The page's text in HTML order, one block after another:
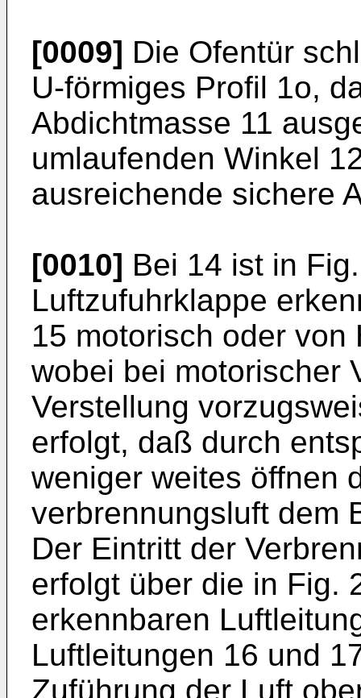
[0009] Die Ofentür
U-förmiges Profil 1o,
Abdichtmasse 11
umlaufenden Winkel
ausreichende sichere
[0010] Bei 14 ist in
Luftzufuhrklappe
15 motorisch oder
wobei bei motorischer
Verstellung
erfolgt, daß durch
weniger weites öffnen
verbrennungsluft dem
Der Eintritt der
erfolgt über die in Fig.
erkennbaren
Luftleitungen 16 und
Zuführung der Luft